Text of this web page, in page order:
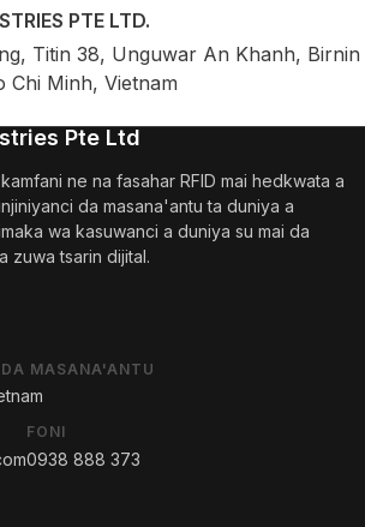
PTE LTD.
Titin 38, Unguwar An Khanh, Birnin
Chi Minh, Vietnam
Pte Ltd
ne na fasahar RFID mai hedkwata a
da masana'antu ta duniya a
wa kasuwanci a duniya su mai da
zuwa tsarin dijital.
MASANA'ANTU
FONI
0938 888 373